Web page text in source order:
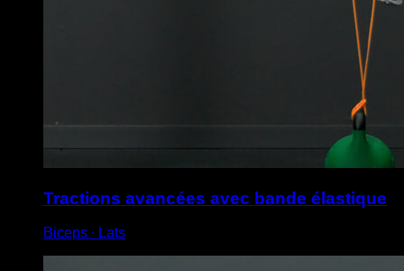
Tractions avancées avec bande élastique
Biceps ∙ Lats